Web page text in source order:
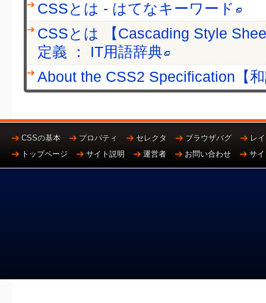
CSSとは - はてなキーワード
CSSとは 【Cascading Style
定義 ： IT用語辞典
About the CSS2 Specification【
CSSの基本 プロパティ セレクタ ブラウザバグ
レ
トップページ
サイト説明 運営者 お問い合わせ サ